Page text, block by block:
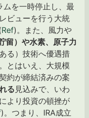
ムを一時停止し、最
ビューを行う大統
Ref)。また、風力や
留）や水素、原子力
る）技術へ優遇措
とはいえ、大規模
約が締結済みの案
る 見込みで、いわ
より投資の頓挫が
)。つまり、IRA成立